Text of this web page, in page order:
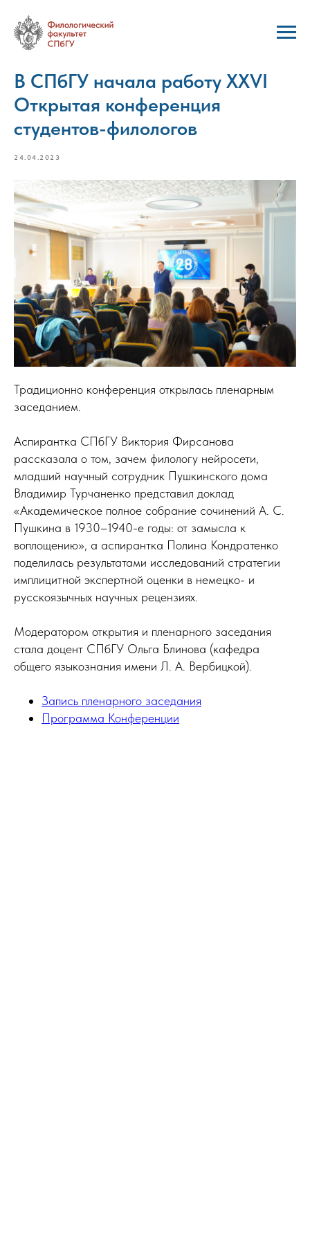
В СПбГУ начала работу XXVI
Открытая конференция
студентов-филологов
24.04.2023
Традиционно конференция открылась пленарным
заседанием.
Аспирантка СПбГУ Виктория Фирсанова
рассказала о том, зачем филологу нейросети,
младший научный сотрудник Пушкинского дома
Владимир Турчаненко представил доклад
«Академическое полное собрание сочинений А. С.
Пушкина в 1930–1940-е годы: от замысла к
воплощению», а аспирантка Полина Кондратенко
поделилась результатами исследований стратегии
имплицитной экспертной оценки в немецко- и
русскоязычных научных рецензиях.
Модератором открытия и пленарного заседания
стала доцент СПбГУ Ольга Блинова (кафедра
общего языкознания имени Л. А. Вербицкой).
Запись пленарного заседания
Программа Конференции